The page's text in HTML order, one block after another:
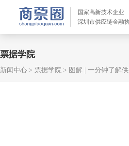
国家高新技术企业
深圳市供应链金融
票据学院
新闻中心 票据学院 图解 | 一分钟了解